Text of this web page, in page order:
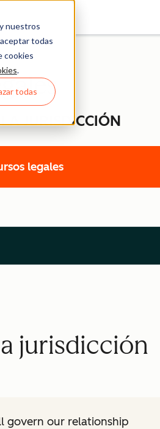
nuestros
todas
cookies
.
todas
JURISDICCIÓN
legales
jurisdicción
govern our relationship